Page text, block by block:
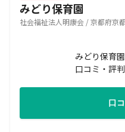
みどり保育園
社会福祉法人明康会 / 京都府京
みどり保育
口コミ・評
口